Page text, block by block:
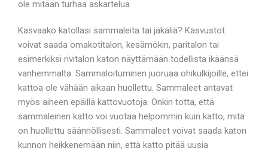
ole mitään turhaa askartelua
Kasvaako katollasi sammaleita tai jäkäliä? Kasvustot
voivat saada omakotitalon, kesämökin, paritalon tai
esimerkiksi rivitalon katon näyttämään todellista ikäänsä
vanhemmalta. Sammaloituminen juoruaa ohikulkijoille, ettei
kattoa ole vähään aikaan huollettu. Sammaleet antavat
myös aiheen epäillä kattovuotoja. Onkin totta, että
sammaleinen katto voi vuotaa helpommin kuin katto, mitä
on huollettu säännöllisesti. Sammaleet voivat saada katon
kunnon heikkenemään niin, että katto pitää uusia